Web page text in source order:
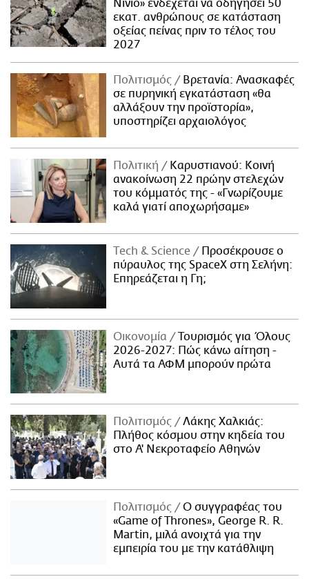
Νίνιο» ενδέχεται να οδηγήσει 50
εκατ. ανθρώπους σε κατάσταση
οξείας πείνας πριν το τέλος του
2027
Πολιτισμός
Βρετανία: Ανασκαφές
σε πυρηνική εγκατάσταση «θα
αλλάξουν την προϊστορία»,
υποστηρίζει αρχαιολόγος
Πολιτική
Καρυστιανού: Κοινή
ανακοίνωση 22 πρώην στελεχών
του κόμματός της - «Γνωρίζουμε
καλά γιατί αποχωρήσαμε»
Τech & Science
Προσέκρουσε ο
πύραυλος της SpaceX στη Σελήνη:
Επηρεάζεται η Γη;
Οικονομία
Τουρισμός για Όλους
2026-2027: Πώς κάνω αίτηση -
Αυτά τα ΑΦΜ μπορούν πρώτα
Πολιτισμός
Λάκης Χαλκιάς:
Πλήθος κόσμου στην κηδεία του
στο Α' Νεκροταφείο Αθηνών
Πολιτισμός
Ο συγγραφέας του
«Game of Thrones», George R. R.
Martin, μιλά ανοιχτά για την
εμπειρία του με την κατάθλιψη